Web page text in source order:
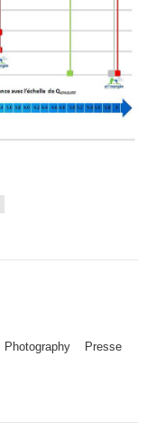
Photography
Presse